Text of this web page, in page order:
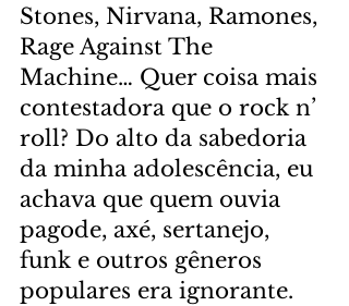
Stones, Nirvana, Ramones,
Rage Against The
Machine… Quer coisa mais
contestadora que o rock n’
roll? Do alto da sabedoria
da minha adolescência, eu
achava que quem ouvia
pagode, axé, sertanejo,
funk e outros gêneros
populares era ignorante.